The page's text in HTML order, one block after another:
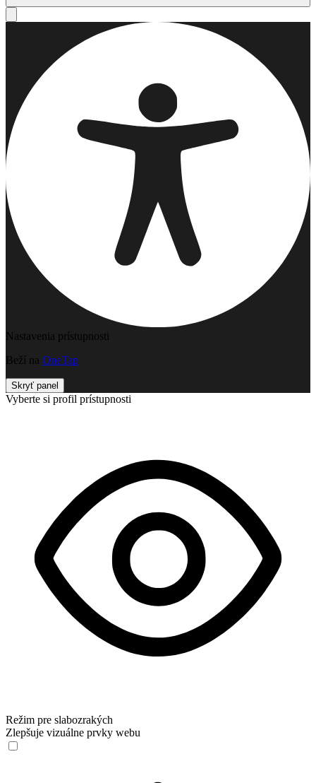
Nastavenia prístupnosti
Beží na OneTap
Skryť panel
Vyberte si profil prístupnosti
Režim pre slabozrakých
Zlepšuje vizuálne prvky webu